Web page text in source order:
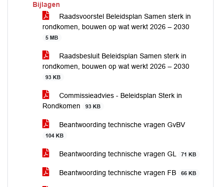
Bijlagen
Raadsvoorstel Beleidsplan Samen sterk in
rondkomen, bouwen op wat werkt 2026 – 2030
5 MB
Raadsbesluit Beleidsplan Samen sterk in
rondkomen, bouwen op wat werkt 2026 – 2030
93 KB
Commissieadvies - Beleidsplan Sterk in
Rondkomen
93 KB
Beantwoording technische vragen GvBV
104 KB
Beantwoording technische vragen GL 71 KB
Beantwoording technische vragen FB 66 KB